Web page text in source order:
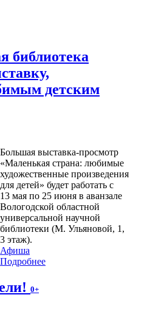
библиотека
детским
Большая выставка-просмотр
«Маленькая страна: любимые
художественные произведения
для детей» будет работать с
13 мая по 25 июня в аванзале
Вологодской областной
универсальной научной
библиотеки (М. Ульяновой, 1,
3 этаж).
Афиша
Подробнее
0+